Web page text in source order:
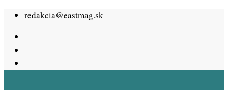
Skip
content
redakcia@eastmag.sk